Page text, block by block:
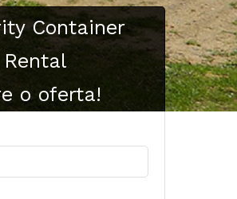
Container
Rental
o oferta!